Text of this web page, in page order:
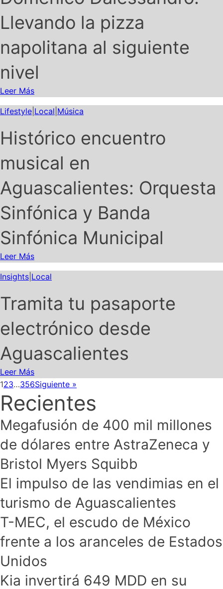
Llevando la pizza
napolitana al siguiente
nivel
Leer Más
Lifestyle Local Música
Histórico encuentro
musical en
Aguascalientes: Orquesta
Sinfónica y Banda
Sinfónica Municipal
Leer Más
Insights Local
Tramita tu pasaporte
electrónico desde
Aguascalientes
Leer Más
123…356Siguiente »
Recientes
Megafusión de 400 mil millones
de dólares entre AstraZeneca y
Bristol Myers Squibb
El impulso de las vendimias en el
turismo de Aguascalientes
T-MEC, el escudo de México
frente a los aranceles de Estados
Unidos
Kia invertirá 649 MDD en su